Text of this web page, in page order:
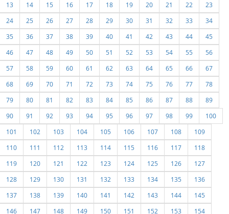
13
14 15 16 17 18 19 20 21 22
23
24
25 26 27 28 29 30 31 32 33
34
35
36 37 38 39 40 41 42 43 44
45
46
47 48 49 50 51 52 53 54 55
56
57
58 59 60 61 62 63 64 65 66
67
68
69 70 71 72 73 74 75 76 77
78
79
80 81 82 83 84 85 86 87 88
89
90
91 92 93 94 95 96 97 98 99
100
101
102 103 104 105 106 107 108
109
110
111 112 113 114 115 116 117
118
119
120 121 122 123 124 125 126
127
128
129 130 131 132 133 134 135
136
137
138 139 140 141 142 143 144
145
146
147 148 149 150 151 152 153
154